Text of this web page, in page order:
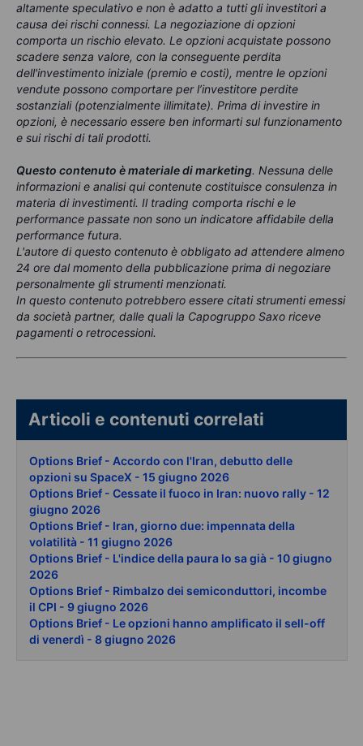
altamente speculativo e non è adatto a tutti gli investitori a
causa dei rischi connessi. La negoziazione di opzioni
comporta un rischio elevato. Le opzioni acquistate possono
scadere senza valore, con la conseguente perdita
dell'investimento iniziale (premio e costi), mentre le opzioni
vendute possono comportare per l’investitore perdite
sostanziali (potenzialmente illimitate). Prima di investire in
opzioni, è necessario essere ben informarti sul funzionamento
e sui rischi di tali prodotti.
Questo contenuto è materiale di marketing. Nessuna delle
informazioni e analisi qui contenute costituisce consulenza in
materia di investimenti. Il trading comporta rischi e le
performance passate non sono un indicatore affidabile della
performance futura.
L'autore di questo contenuto è obbligato ad attendere almeno
24 ore dal momento della pubblicazione prima di negoziare
personalmente gli strumenti menzionati.
In questo contenuto potrebbero essere citati strumenti emessi
da società partner, dalle quali la Capogruppo Saxo riceve
pagamenti o retrocessioni.
Articoli e contenuti correlati
Options Brief - Accordo con l'Iran, debutto delle
opzioni su SpaceX - 15 giugno 2026
Options Brief - Cessate il fuoco in Iran: nuovo rally - 12
giugno 2026
Options Brief - Iran, giorno due: impennata della
volatilità - 11 giugno 2026
Options Brief - L'indice della paura lo sa già - 10 giugno
2026
Options Brief - Rimbalzo dei semiconduttori, incombe
il CPI - 9 giugno 2026
Options Brief - Le opzioni hanno amplificato il sell-off
di venerdì - 8 giugno 2026